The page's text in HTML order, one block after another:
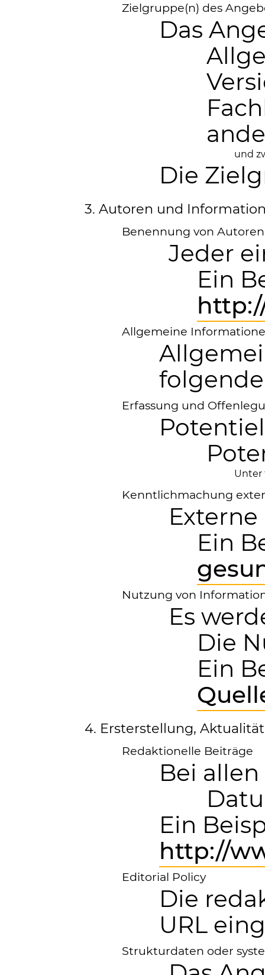
Zielgruppe(n) des
Das
und
Die
3. Autoren und
Benennung von
Jeder
Ein
Allgemeine
Erfassung und
Unter
Kenntlichmachung
Ein
Nutzung von
Es
Die
Ein
4. Ersterstellung,
Redaktionelle Beiträge
Bei
Ein
http://
Editorial Policy
Die
URL
Strukturdaten oder